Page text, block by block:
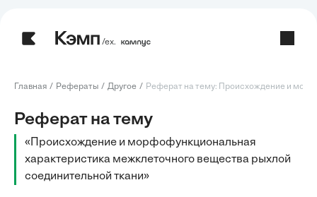
/ех.
Главная Рефераты Другое Реферат на тему: Происхождение и
Реферат на тему
«Происхождение и морфофункциональная
характеристика межклеточного вещества рыхлой
соединительной ткани»